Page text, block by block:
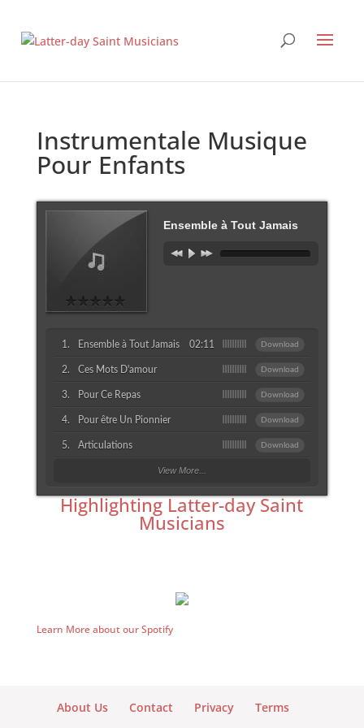
Instrumentale Musique
Pour Enfants
Ensemble à Tout Jamais
Ensemble à Tout Jamais 02:11 Download
Ces Mots D'amour Download
Pour Ce Repas Download
Pour être Un Pionnier Download
Articulations Download
View More...
Highlighting Latter-day Saint
Musicians
Learn More about our Spotify
About Us Contact Privacy Terms